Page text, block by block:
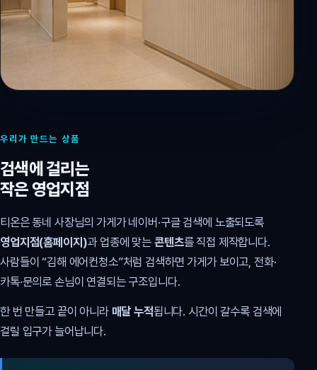
우리가 만드는 상품
검색에 걸리는
작은 영업지점
티온은 동네 사장님의 가게가 네이버·구글 검색에 노출되도록
영업지점(홈페이지)과 업종에 맞는 콘텐츠를 직접 제작합니다.
사람들이 “김해 에어컨청소”처럼 검색하면 가게가 보이고, 전화·
카톡·문의로 손님이 연결되는 구조입니다.
한 번 만들고 끝이 아니라 매달 누적됩니다. 시간이 갈수록 검색에
걸릴 입구가 늘어납니다.